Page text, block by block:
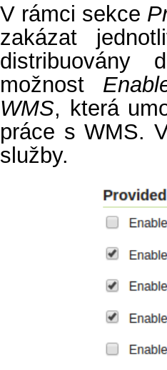
V rámci sekce
zakázat
distribuovány
možnost
WMS, která
práce s WMS.
služby.